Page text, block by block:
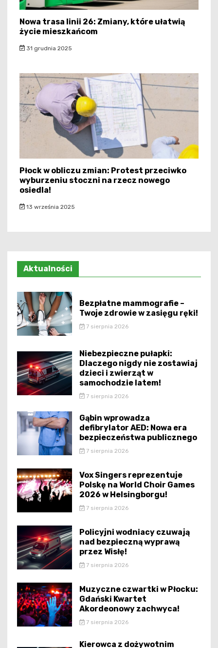
Nowa trasa linii 26: Zmiany, które ułatwią
życie mieszkańcom
31 grudnia 2025
Płock w obliczu zmian: Protest przeciwko
wyburzeniu stoczni na rzecz nowego
osiedla!
13 września 2025
Aktualności
Bezpłatne mammografie –
Twoje zdrowie w zasięgu ręki!
7 sierpnia 2026
Niebezpieczne pułapki:
Dlaczego nigdy nie zostawiaj
dzieci i zwierząt w
samochodzie latem!
7 sierpnia 2026
Gąbin wprowadza
defibrylator AED: Nowa era
bezpieczeństwa publicznego
7 sierpnia 2026
Vox Singers reprezentuje
Polskę na World Choir Games
2026 w Helsingborgu!
7 sierpnia 2026
Policyjni wodniacy czuwają
nad bezpieczną wyprawą
przez Wisłę!
7 sierpnia 2026
Muzyczne czwartki w Płocku:
Gdański Kwartet
Akordeonowy zachwyca!
7 sierpnia 2026
Kierowca z dożywotnim